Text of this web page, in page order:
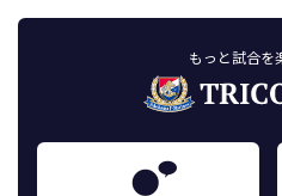
もっと試合を